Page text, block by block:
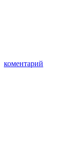
коментарий